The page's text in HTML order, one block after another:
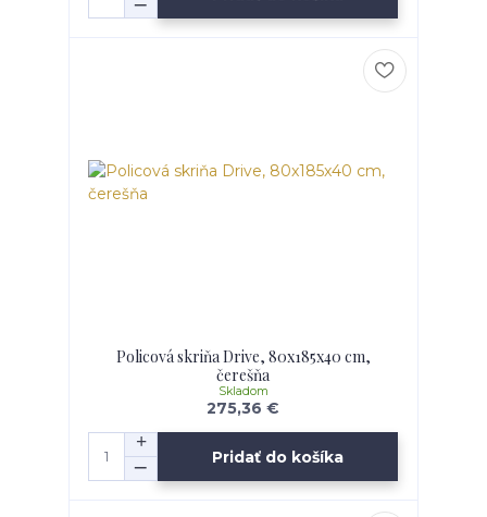
Policová skriňa Drive, 80x185x40 cm,
čerešňa
275,36 €
Skladom
Pridať do košíka